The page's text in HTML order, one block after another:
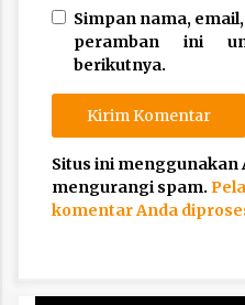
Simpan nama,
peramban ini
berikutnya.
Situs ini menggunakan
mengurangi spam.
komentar Anda